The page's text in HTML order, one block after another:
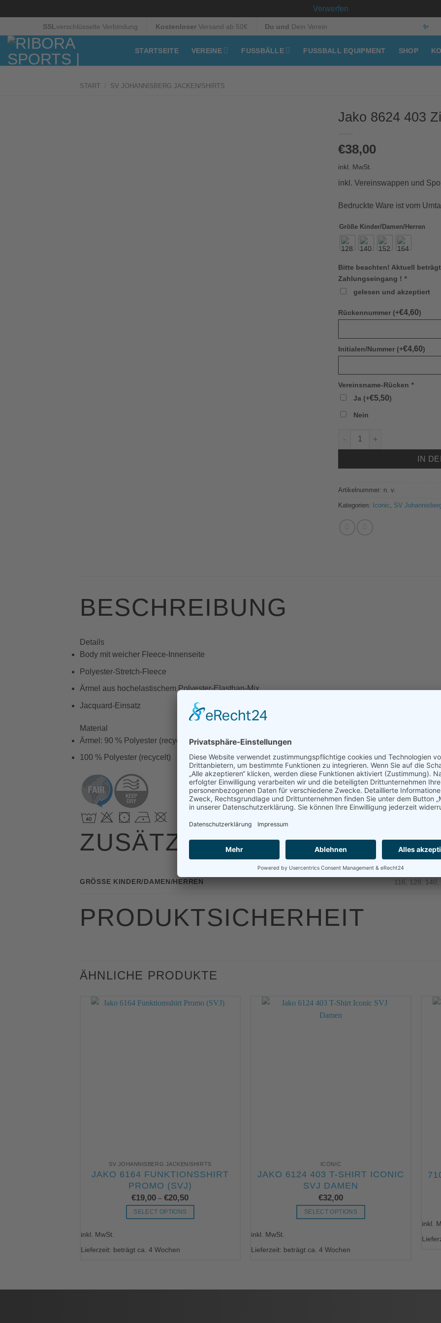
Verwerfen
Inhalt
springen
SSL verschlüsselte Verbindung KostenloserVersand ab 50€ Du und Dein Verein ✨
STARTSEITE VEREINE FUSSBÄLLE FUSSBALL EQUIPMENT SHOP
START SV JOHANNISBERG JACKEN/SHIRTS
Jako 8624 403
€38,00
inkl. MwSt.
inkl. Vereinswappen und
Bedruckte Ware ist vom
Größe Kinder/Damen/Herren
Bitte beachten! Aktuell
Zahlungseingang ! *
gelesen und akzeptiert
Rückennummer (+€4,60)
Initialen/Nummer (+€4,60)
Vereinsname-Rücken *
Ja (+€5,50)
Nein
Jako 8624 403 Ziptop Iconic
IN
Artikelnummer: n. v.
Kategorien: Iconic, SV
BESCHREIBUNG
Details
Body mit weicher Fleece-Innenseite
Polyester-Stretch-Fleece
Ärmel aus hochelastischem Polyester-Elasthan-Mix
Jacquard-Einsatz
Material
Ärmel: 90 % Polyester (recycelt), 10 % Elasthan
100 % Polyester (recycelt)
ZUSÄTZLICHE
GRÖSSE KINDER/DAMEN/HERREN 116, 128,
PRODUKTSICHERHEIT
ÄHNLICHE PRODUKTE
SV JOHANNISBERG JACKEN/SHIRTS
JAKO 6164 FUNKTIONSSHIRT
PROMO (SVJ)
€19,00 –€20,50
SELECT OPTIONS
weist
Die
inkl. MwSt.
Lieferzeit: beträgt ca. 4 Wochen
ICONIC
JAKO 6124 403 T-SHIRT ICONIC
SVJ DAMEN
€32,00
SELECT OPTIONS
weist
Die
inkl. MwSt.
Lieferzeit: beträgt ca. 4 Wochen
inkl.